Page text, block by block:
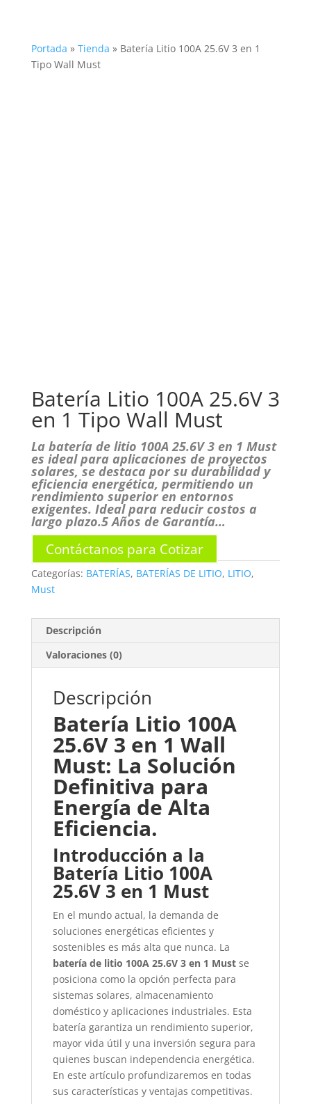
Portada » Tienda » Batería Litio 100A 25.6V 3 en 1
Tipo Wall Must
Batería Litio 100A 25.6V 3
en 1 Tipo Wall Must
La batería de litio 100A 25.6V 3 en 1 Must
es ideal para aplicaciones de proyectos
solares, se destaca por su durabilidad y
eficiencia energética, permitiendo un
rendimiento superior en entornos
exigentes. Ideal para reducir costos a
largo plazo.5 Años de Garantía…
Contáctanos para Cotizar
Categorías: BATERÍAS, BATERÍAS DE LITIO, LITIO,
Must
Descripción
Valoraciones (0)
Descripción
Batería Litio 100A
25.6V 3 en 1 Wall
Must: La Solución
Definitiva para
Energía de Alta
Eficiencia.
Introducción a la
Batería Litio 100A
25.6V 3 en 1 Must
En el mundo actual, la demanda de
soluciones energéticas eficientes y
sostenibles es más alta que nunca. La
batería de litio 100A 25.6V 3 en 1 Mustse
posiciona como la opción perfecta para
sistemas solares, almacenamiento
doméstico y aplicaciones industriales. Esta
batería garantiza un rendimiento superior,
mayor vida útil y una inversión segura para
quienes buscan independencia energética.
En este artículo profundizaremos en todas
sus características y ventajas competitivas.